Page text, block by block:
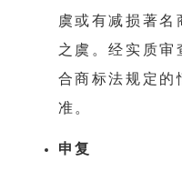
虞或有减损著名
之虞。经实质审
合商标法规定的
准。
申复